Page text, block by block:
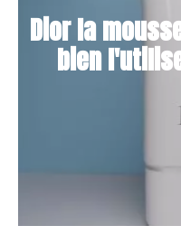
Dior la
bien